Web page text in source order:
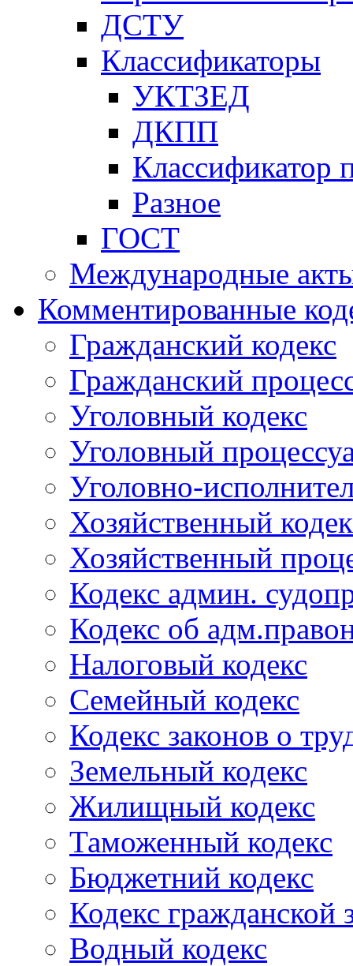
ДСТУ
Классификаторы
УКТЗЕД
ДКПП
Классификатор
Разное
ГОСТ
Международные
Комментированные
Гражданский кодекс
Гражданский
Уголовный кодекс
Уголовный
Уголовно-
Хозяйственный
Хозяйственный
Кодекс админ.
Кодекс об
Налоговый кодекс
Семейный кодекс
Кодекс законов о
Земельный кодекс
Жилищный кодекс
Таможенный кодекс
Бюджетний кодекс
Кодекс гражданской
Водный кодекс